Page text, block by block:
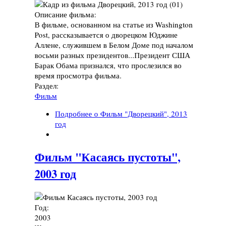
Описание фильма:
В фильме, основанном на статье из Washington
Post, рассказывается о дворецком Юджине
Аллене, служившем в Белом Доме под началом
восьми разных президентов...Президент США
Барак Обама признался, что прослезился во
время просмотра фильма.
Раздел:
Фильм
Подробнее о Фильм "Дворецкий", 2013
год
Фильм "Касаясь пустоты",
2003 год
Год:
2003